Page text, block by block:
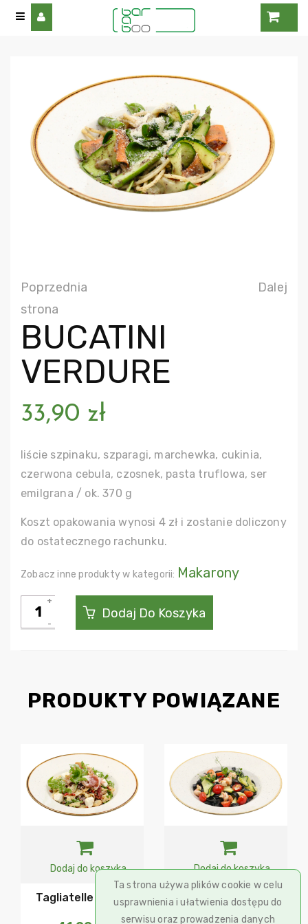
Ta strona używa plików cookie w celu
usprawnienia i ułatwienia dostępu do
serwisu oraz prowadzenia danych
Poprzednia
strona
Dalej
BUCATINI
VERDURE
33,90 zł
liście szpinaku, szparagi, marchewka, cukinia,
czerwona cebula, czosnek, pasta truflowa, ser
emilgrana / ok. 370 g
Koszt opakowania wynosi 4 zł i zostanie doliczony
do ostatecznego rachunku.
Zobacz inne produkty w kategorii: Makarony
ilość
Bucatini
Dodaj Do Koszyka
PRODUKTY POWIĄZANE
Dodaj do koszyka
Tagliatelle Crudo
Dodaj do koszyka
Tagliatelle Nero
Gamberi